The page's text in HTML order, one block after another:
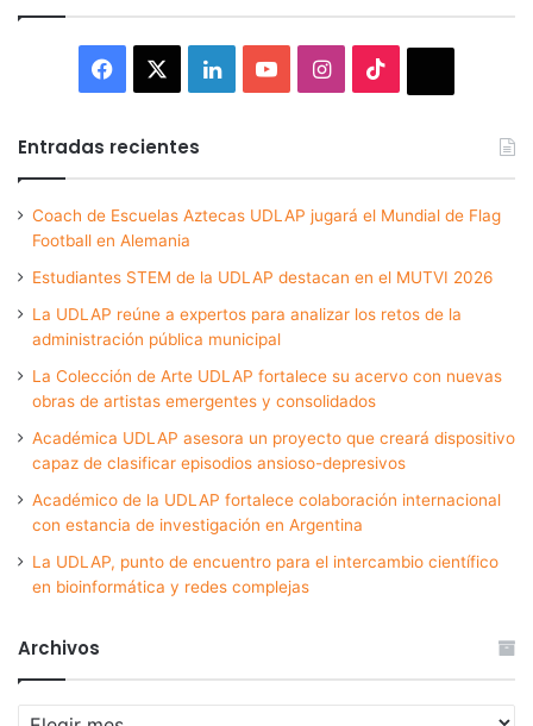
Facebook LinkedInYouTubeInstagram
Entradas recientes
Coach de Escuelas Aztecas UDLAP jugará el Mundial de Flag
Football en Alemania
Estudiantes STEM de la UDLAP destacan en el MUTVI 2026
La UDLAP reúne a expertos para analizar los retos de la
administración pública municipal
La Colección de Arte UDLAP fortalece su acervo con nuevas
obras de artistas emergentes y consolidados
Académica UDLAP asesora un proyecto que creará dispositivo
capaz de clasificar episodios ansioso-depresivos
Académico de la UDLAP fortalece colaboración internacional
con estancia de investigación en Argentina
La UDLAP, punto de encuentro para el intercambio científico
en bioinformática y redes complejas
Archivos
Archivos